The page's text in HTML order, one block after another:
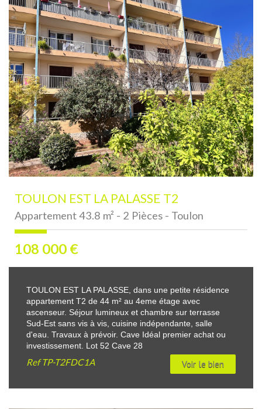
TOULON EST LA PALASSE T2
Appartement 43.8 m² - 2 Pièces - Toulon
108 000 €
TOULON EST LA PALASSE, dans une petite résidence
appartement T2 de 44 m² au 4eme étage avec
ascenseur. Séjour lumineux et chambre sur terrasse
Sud-Est sans vis à vis, cuisine indépendante, salle
d'eau. Travaux à prévoir. Cave Idéal premier achat ou
investissement. Lot 52 Cave 28
RefTP-T2FDC1A Voir le bien